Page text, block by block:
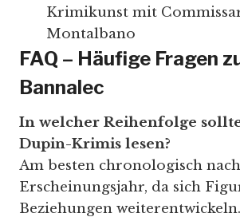
Krimikunst mit
Montalbano
FAQ – Häufige Fragen
Bannalec
In welcher Reihenfolge
Dupin-Krimis lesen?
Am besten chronologisch nach
Erscheinungsjahr, da sich
Beziehungen weiterentwickeln.